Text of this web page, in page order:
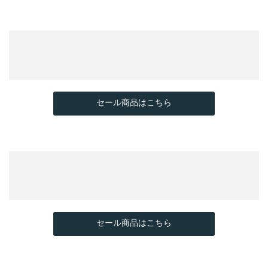
セール商品はこちら
セール商品はこちら